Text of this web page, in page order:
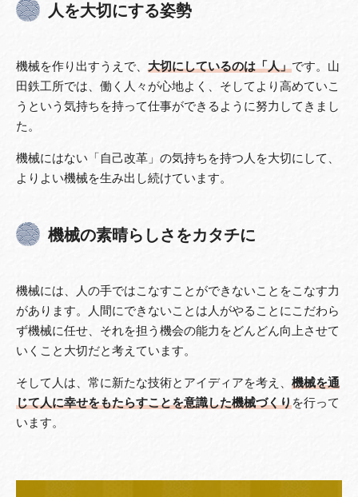
人を大切にする姿勢
機械を作り出すうえで、 大切にしているのは「人」です。山
田鉄工所では、働く人々が心地よく、そしてより高めていこ
うという気持ちを持って仕事ができるように努力してきまし
た。
機械にはない「自己改革」の気持ちを持つ人を大切にして、
よりよい機械を生み出し続けています。
機械の素晴らしさをカタチに
機械には、人の手ではこなすことができないことをこなす力
があります。人間にできないことは人がやることにこだわら
ず機械に任せ、それを担う機会の能力をどんどん向上させて
いくこと大切だと考えています。
そして人は、常に新たな技術とアイディアを考え、 機械を通
じて人に幸せをもたらすことを意識した機械づくりを行って
います。